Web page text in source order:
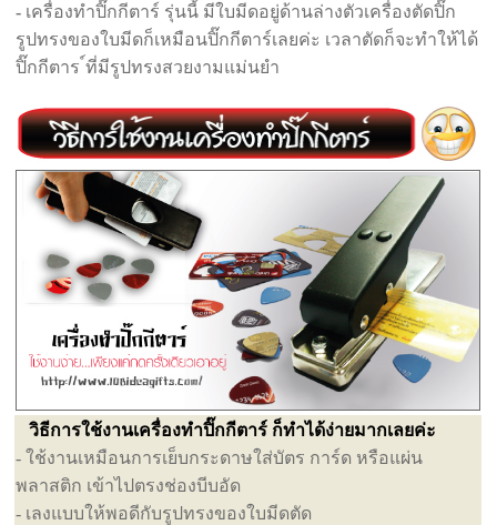
- เครื่องทำปิ๊กกีตาร์ รุ่นนี้ มีใบมีดอยู่ด้านล่างตัวเครื่องตัดปิ๊ก
รูปทรงของใบมีดก็เหมือนปิ๊กกีตาร์เลยค่ะ เวลาตัดก็จะทำให้ได้
ปิ๊กกีตาร ์ที่มีรูปทรงสวยงามแม่นยำ
วิธีการใช้งานเครื่องทำปิ๊กกีตาร์ ก็ทำได้ง่ายมากเลยค่ะ
- ใช้งานเหมือนการเย็บกระดาษใส่บัตร การ์ด หรือแผ่น
พลาสติก เข้าไปตรงช่องบีบอัด
- เลงแบบให้พอดีกับรูปทรงของใบมีดตัด